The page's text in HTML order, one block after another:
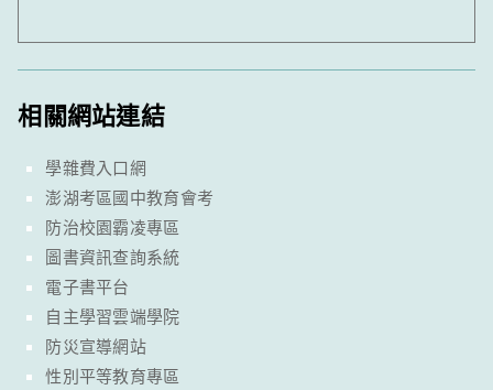
相關網站連結
學雜費入口網
澎湖考區國中教育會考
防治校園霸凌專區
圖書資訊查詢系統
電子書平台
自主學習雲端學院
防災宣導網站
性別平等教育專區